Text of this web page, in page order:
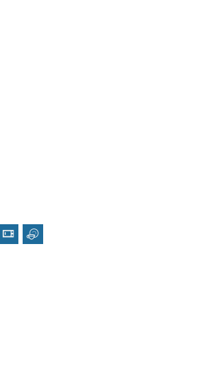
casa)
Jávea),